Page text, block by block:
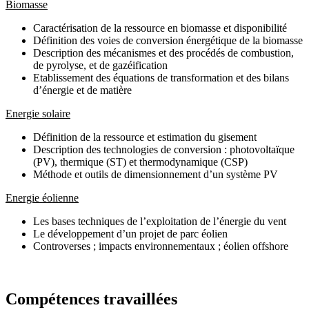
Biomasse
Caractérisation de la ressource en biomasse et disponibilité
Définition des voies de conversion énergétique de la biomasse
Description des mécanismes et des procédés de combustion,
de pyrolyse, et de gazéification
Etablissement des équations de transformation et des bilans
d’énergie et de matière
Energie solaire
Définition de la ressource et estimation du gisement
Description des technologies de conversion : photovoltaïque
(PV), thermique (ST) et thermodynamique (CSP)
Méthode et outils de dimensionnement d’un système PV
Energie éolienne
Les bases techniques de l’exploitation de l’énergie du vent
Le développement d’un projet de parc éolien
Controverses ; impacts environnementaux ; éolien offshore
Compétences travaillées